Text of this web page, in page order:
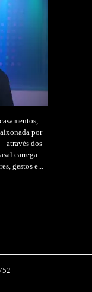
por
através dos
carrega
gestos e...